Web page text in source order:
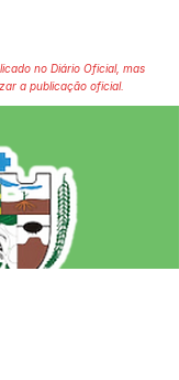
no Diário Oficial, mas
a publicação oficial.